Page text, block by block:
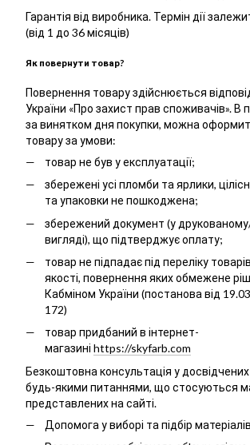
Гарантія від виробника. Термін дії
(від 1 до 36 місяців)
Як повернути товар?
Повернення товару здійснюється
України «Про захист прав споживачів». В
за винятком дня покупки, можна
товару за умови:
товар не був у експлуатації;
збережені усі пломби та ярлики,
та упаковки не пошкоджена;
збережений документ (у
вигляді), що підтверджує оплату;
товар не підпадає під переліку
якості, повернення яких обмежене
Кабміном України (постанова від
172)
товар придбаний в інтернет-
магазині https://skyfarb.com
Безкоштовна консультація у
будь-якими питаннями, що стосуються
представлених на сайті.
Допомога у виборі та підбір матеріалів